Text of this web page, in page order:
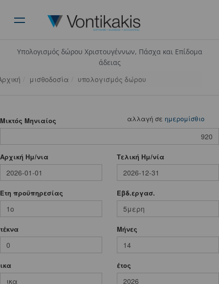
Υπολογισμός δώρου Χριστουγέννων, Πάσχα και Επίδομα
άδειας
μισθοδοσία υπολογισμός δώρου
αλλαγή σε ημερομίσθιο
Mικτός Μηνιαίος
Αρχική Ημ/νια Τελική Ημ/νία
Ετη προϋπηρεσίας Εβδ.εργασ.
τέκνα Mήνες
ικα έτος